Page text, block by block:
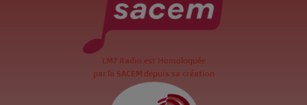
LM7 Radio est Homologuée
par la SACEM depuis sa création